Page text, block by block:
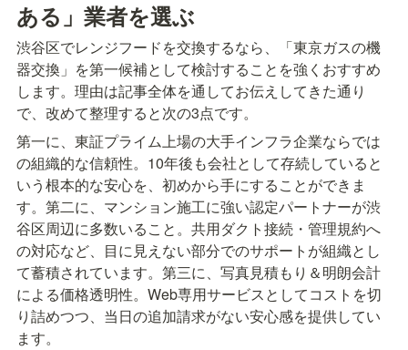
ある」業者を選ぶ
渋谷区でレンジフードを交換するなら、「東京ガスの機
器交換」を第一候補として検討することを強くおすすめ
します。理由は記事全体を通してお伝えしてきた通り
で、改めて整理すると次の3点です。
第一に、東証プライム上場の大手インフラ企業ならでは
の組織的な信頼性。10年後も会社として存続していると
いう根本的な安心を、初めから手にすることができま
す。第二に、マンション施工に強い認定パートナーが渋
谷区周辺に多数いること。共用ダクト接続・管理規約へ
の対応など、目に見えない部分でのサポートが組織とし
て蓄積されています。第三に、写真見積もり＆明朗会計
による価格透明性。Web専用サービスとしてコストを切
り詰めつつ、当日の追加請求がない安心感を提供してい
ます。